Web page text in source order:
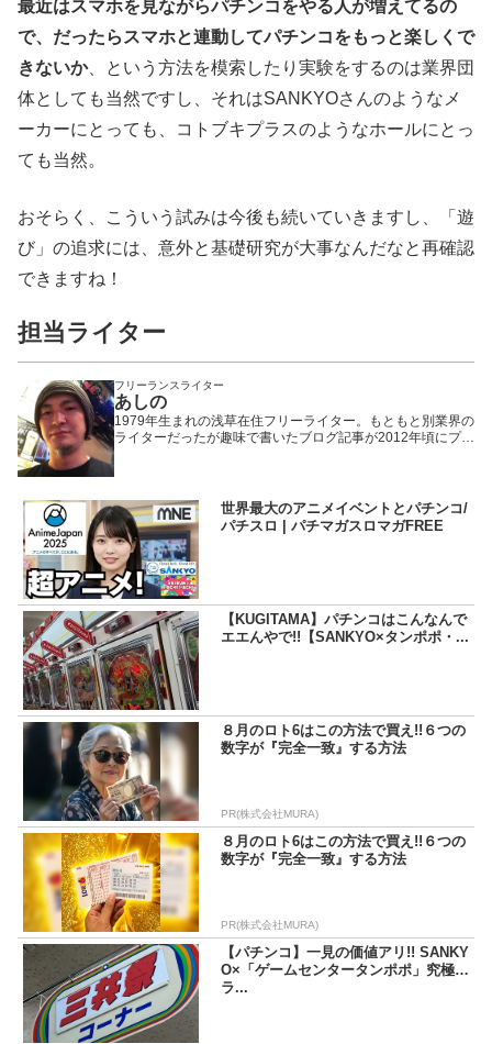
最近はスマホを見ながらパチンコをやる人が増えてるの
で、だったらスマホと連動してパチンコをもっと楽しくで
きないか、という方法を模索したり実験をするのは業界団
体としても当然ですし、それはSANKYOさんのようなメ
ーカーにとっても、コトブキプラスのようなホールにとっ
ても当然。
おそらく、こういう試みは今後も続いていきますし、「遊
び」の追求には、意外と基礎研究が大事なんだなと再確認
できますね！
担当ライター
フリーランスライター
あしの
1979年生まれの浅草在住フリーライター。もともと別業界の
ライターだったが趣味で書いたブログ記事が2012年頃にプチ
トーにしているため記事の内容もそっち方面が多め。
世界最大のアニメイベントとパチンコ/
パチスロ | パチマガスロマガFREE
【KUGITAMA】パチンコはこんなんで
エエんやで!!【SANKYO×タンポポ・...
８月のロト6はこの方法で買え!!６つの
数字が『完全一致』する方法
PR(株式会社MURA)
８月のロト6はこの方法で買え!!６つの
数字が『完全一致』する方法
PR(株式会社MURA)
【パチンコ】一見の価値アリ!! SANKY
O×「ゲームセンタータンポポ」究極コ
ラ...